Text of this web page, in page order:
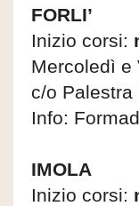
FORLI’
Inizio corsi:
Mercoledì e
c/o
Info:
IMOLA
Inizio corsi: